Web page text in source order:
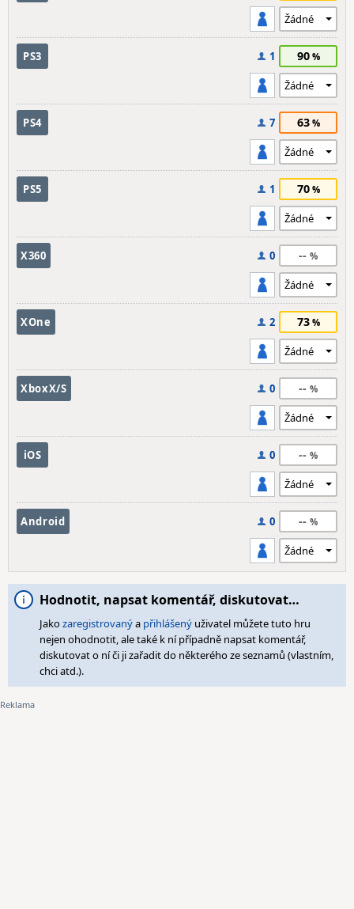
PS3 1 90
PS4 7 63
PS5 1 70
X360 0 --
XOne 2 73
XboxX/S 0 --
iOS 0 --
Android 0 --
Hodnotit, napsat komentář, diskutovat…
Jakozaregistrovanýa přihlášený uživatel můžete tuto hru
nejen ohodnotit, ale také k ní případně napsat komentář,
diskutovat o ní či ji zařadit do některého ze seznamů (vlastním,
chci atd.).